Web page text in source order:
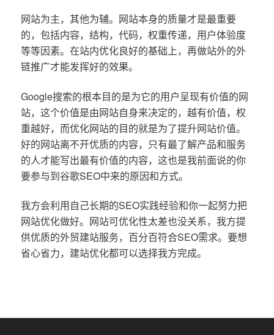
网站为主，其他为辅。网站本身的质量才是最重要
的，包括内容，结构，代码，权重传递，用户体验度
等等因素。在站内优化良好的基础上，再做站外的外
链推广才能发挥好的效果。
Google搜索的根本目的是为它的用户呈现有价值的网
站，这个价值是由网站自身来决定的，越有价值，权
重越好，而优化网站的目的就是为了提升网站价值。
好的网站离不开优质的内容，只有最了解产品和服务
的人才能写出最有价值的内容，这也是我前面说的你
要参与到谷歌SEO中来的原因和方式。
我方会利用自己长期的SEO实践经验和你一起努力把
网站优化做好。网站可优化性太差也没关系，我方提
供优质的外贸建站服务，百分百符合SEO需求。要想
省心省力，建站优化都可以选择我方完成。